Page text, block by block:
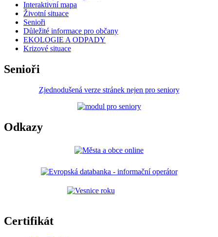
Interaktivní mapa
Životní situace
Senioři
Důležité informace pro občany
EKOLOGIE A ODPADY
Krizové situace
Senioři
Zjednodušená verze stránek nejen pro seniory
Odkazy
Certifikát